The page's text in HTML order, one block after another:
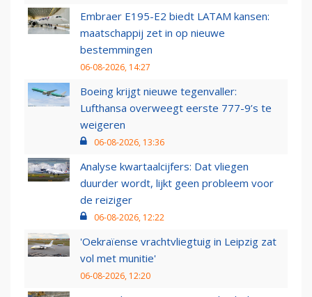
Embraer E195-E2 biedt LATAM kansen:
maatschappij zet in op nieuwe
bestemmingen
06-08-2026, 14:27
Boeing krijgt nieuwe tegenvaller:
Lufthansa overweegt eerste 777-9’s te
weigeren
06-08-2026, 13:36
Analyse kwartaalcijfers: Dat vliegen
duurder wordt, lijkt geen probleem voor
de reiziger
06-08-2026, 12:22
'Oekraïense vrachtvliegtuig in Leipzig zat
vol met munitie'
06-08-2026, 12:20